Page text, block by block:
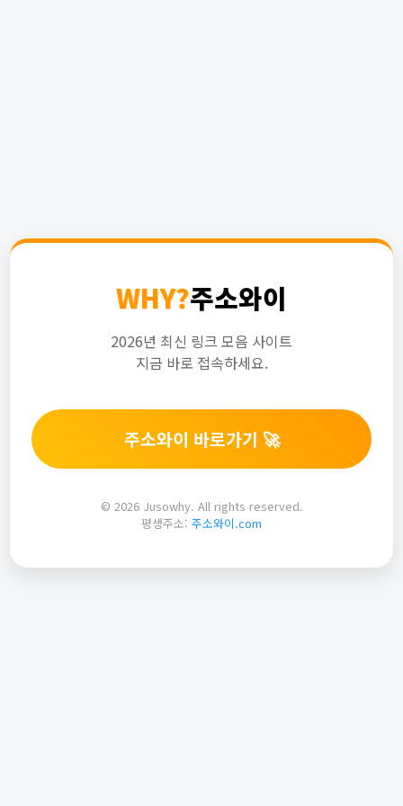
WHY?주소와이
2026년 최신 링크 모음 사이트
지금 바로 접속하세요.
주소와이 바로가기 🚀
© 2026 Jusowhy. All rights reserved.
평생주소: 주소와이.com